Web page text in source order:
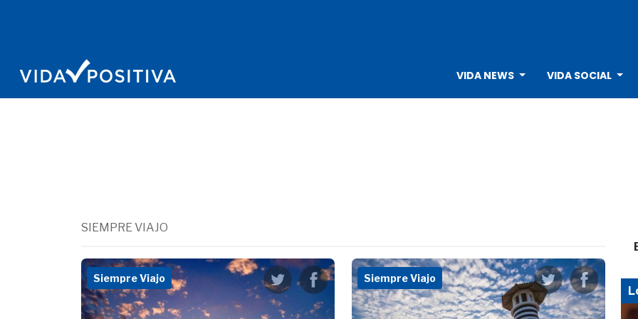
VIDA NEWS VIDA SOCIAL
SIEMPRE VIAJO
Siempre Viajo Siempre Viajo